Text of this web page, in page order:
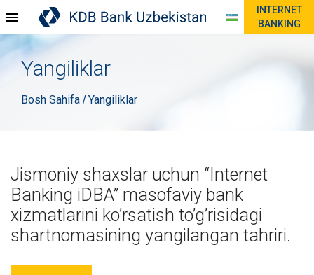
INTERNET
BANKING
Yangiliklar
Bosh Sahifa /Yangiliklar
Jismoniy shaxslar uchun “Internet
Banking iDBA” masofaviy bank
xizmatlarini ko’rsatish to’g’risidagi
shartnomasining yangilangan tahriri.